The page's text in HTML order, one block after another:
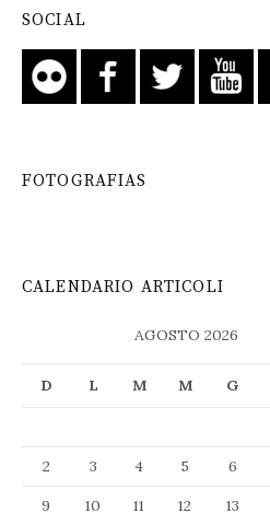
SOCIAL
FOTOGRAFIAS
CALENDARIO ARTICOLI
AGOSTO 2026
D L M M G
2
3 4 5 6
9
10 11 12 13